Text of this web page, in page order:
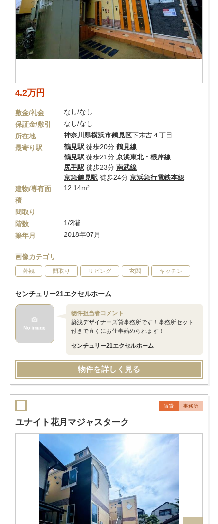
4.2万円
敷金/礼金
なし/なし
保証金/敷引
なし/なし
所在地
神奈川県横浜市鶴見区下末吉４丁目
最寄り駅
鶴見駅 徒歩20分 鶴見線
鶴見駅 徒歩21分 京浜東北・根岸線
尻手駅 徒歩23分 南武線
京急鶴見駅 徒歩24分 京浜急行電鉄本線
建物/専有面
積
12.14m²
間取り
階数
1/2階
築年月
2018年07月
画像カテゴリ
外観 間取り リビング 玄関 キッチン
センチュリー21エクセルホーム
物件担当者コメント
築浅デザイナーズ貸事務所です！事務所セット
付きで直ぐにお仕事始められます！
センチュリー21エクセルホーム
物件を詳しく見る
賃貸 事務所
ユナイト花月マジャスターク